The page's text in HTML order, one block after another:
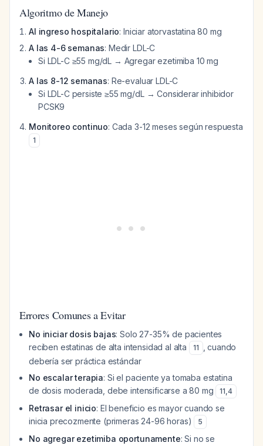
Algoritmo de Manejo
Al ingreso hospitalario: Iniciar atorvastatina 80 mg
A las 4-6 semanas: Medir LDL-C
Si LDL-C ≥55 mg/dL → Agregar ezetimiba 10 mg
A las 8-12 semanas: Re-evaluar LDL-C
Si LDL-C persiste ≥55 mg/dL → Considerar inhibidor
PCSK9
Monitoreo continuo: Cada 3-12 meses según respuesta
1
Errores Comunes a Evitar
No iniciar dosis bajas: Solo 27-35% de pacientes
reciben estatinas de alta intensidad al alta
11
, cuando
debería ser práctica estándar
No escalar terapia: Si el paciente ya tomaba estatina
de dosis moderada, debe intensificarse a 80 mg
11,4
Retrasar el inicio: El beneficio es mayor cuando se
inicia precozmente (primeras 24-96 horas)
5
No agregar ezetimiba oportunamente: Si no se